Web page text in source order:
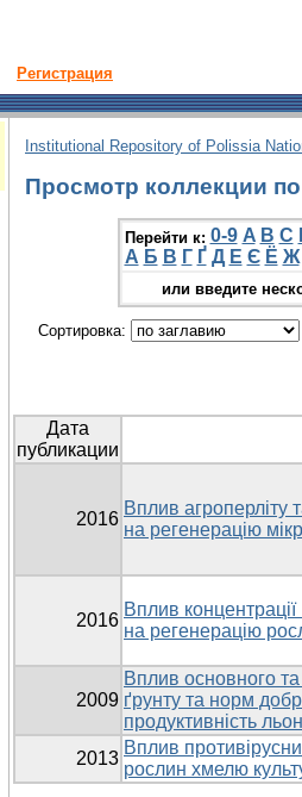
Регистрация
Institutional Repository of Polissia
Просмотр коллекции по
Перейти к: 0-9 A B C
А Б В Г Ґ Д Е Є Ё Ж
или введите
Сортировка:
Дата
публикации
2016
Вплив агроперліту
на регенерацію
2016
Вплив
на регенерацію
2009
Вплив основного та
ґрунту та норм
продуктивність
2013
Вплив
рослин хмелю